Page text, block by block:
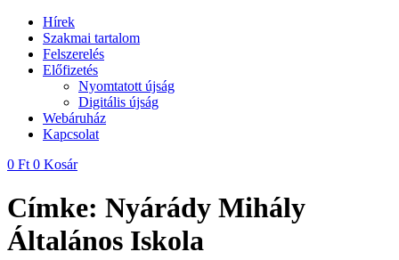
Hírek
Szakmai tartalom
Felszerelés
Előfizetés
Nyomtatott újság
Digitális újság
Webáruház
Kapcsolat
0 Ft 0 Kosár
Címke: Nyárády Mihály
Általános Iskola